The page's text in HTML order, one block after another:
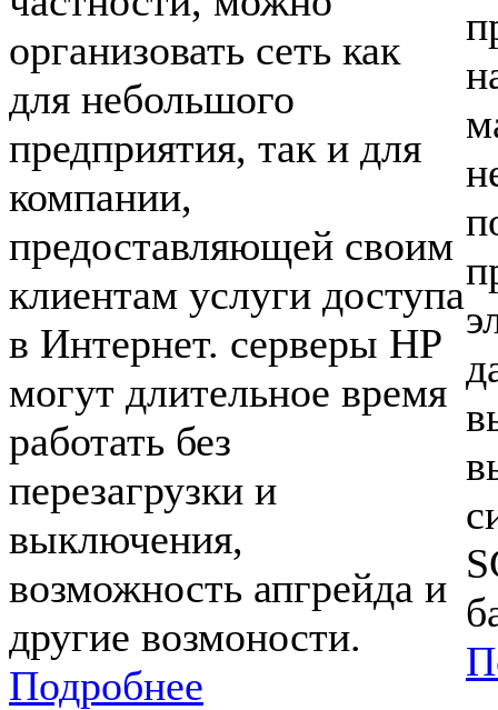
организовать сеть как
для небольшого
предприятия, так и для
компании,
предоставляющей своим
клиентам услуги доступа
в Интернет. серверы HP
могут длительное время
работать без
перезагрузки и
выключения,
возможность апгрейда и
другие возмоности.
Подробнее